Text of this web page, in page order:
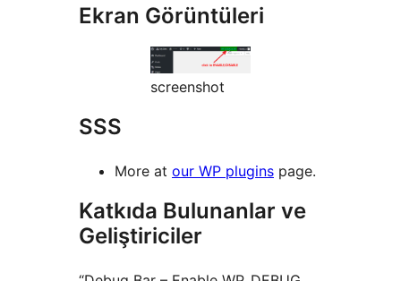
Ekran Görüntüleri
screenshot
SSS
More at our WP plugins page.
Katkıda Bulunanlar ve
Geliştiriciler